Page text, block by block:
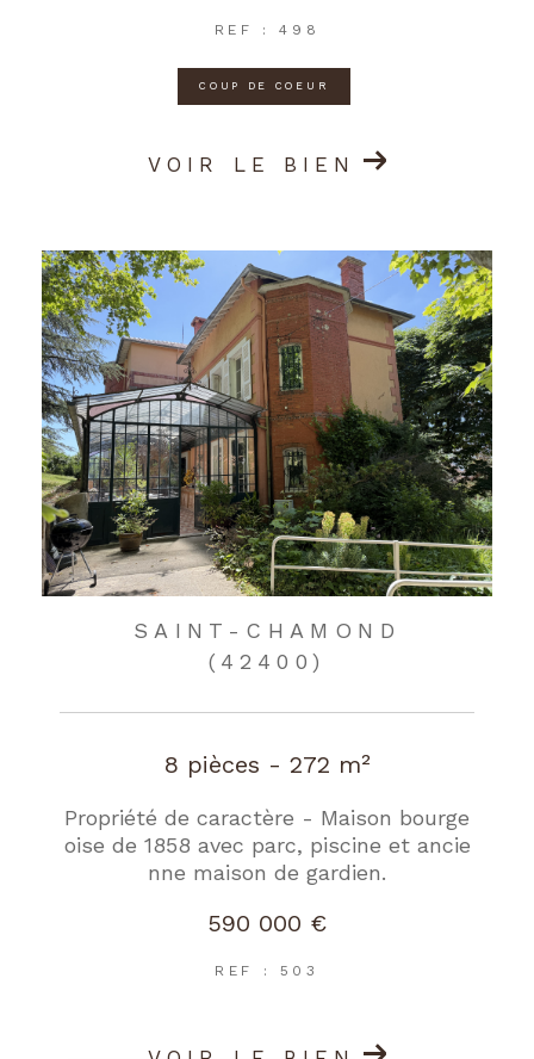
REF : 498
COUP DE COEUR
VOIR LE BIEN
SAINT-CHAMOND
(42400)
8 pièces - 272 m²
Propriété de caractère - Maison bourge
oise de 1858 avec parc, piscine et ancie
nne maison de gardien.
590 000 €
REF : 503